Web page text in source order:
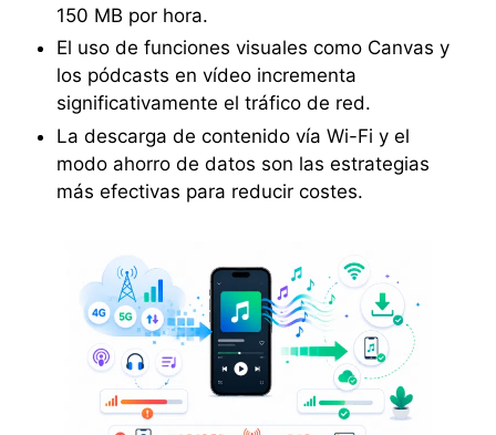
150 MB por hora.
El uso de funciones visuales como Canvas y
los pódcasts en vídeo incrementa
significativamente el tráfico de red.
La descarga de contenido vía Wi-Fi y el
modo ahorro de datos son las estrategias
más efectivas para reducir costes.